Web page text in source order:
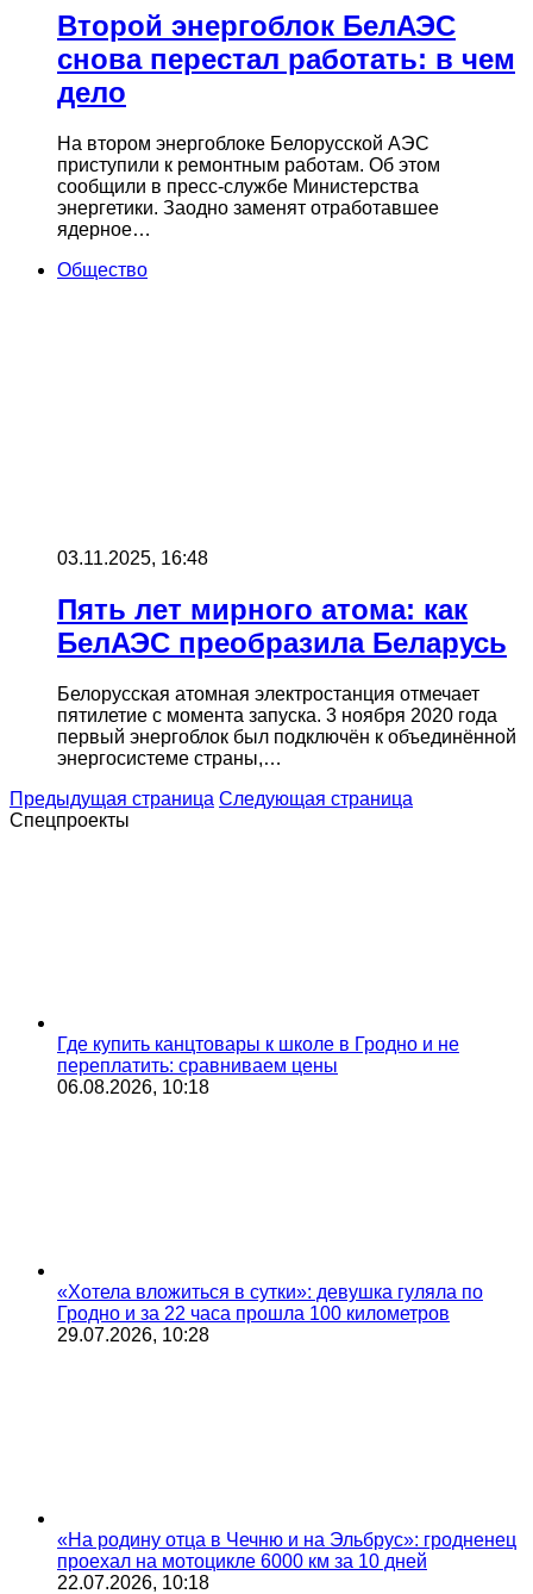
Второй энергоблок БелАЭС
снова перестал работать: в чем
дело
На втором энергоблоке Белорусской АЭС
приступили к ремонтным работам. Об этом
сообщили в пресс-службе Министерства
энергетики. Заодно заменят отработавшее
ядерное…
Общество
03.11.2025, 16:48
Пять лет мирного атома: как
БелАЭС преобразила Беларусь
Белорусская атомная электростанция отмечает
пятилетие с момента запуска. 3 ноября 2020 года
первый энергоблок был подключён к объединённой
энергосистеме страны,…
Предыдущая страница Следующая страница
Спецпроекты
Где купить канцтовары к школе в Гродно и не
переплатить: сравниваем цены
06.08.2026, 10:18
«Хотела вложиться в сутки»: девушка гуляла по
Гродно и за 22 часа прошла 100 километров
29.07.2026, 10:28
«На родину отца в Чечню и на Эльбрус»: гродненец
проехал на мотоцикле 6000 км за 10 дней
22.07.2026, 10:18